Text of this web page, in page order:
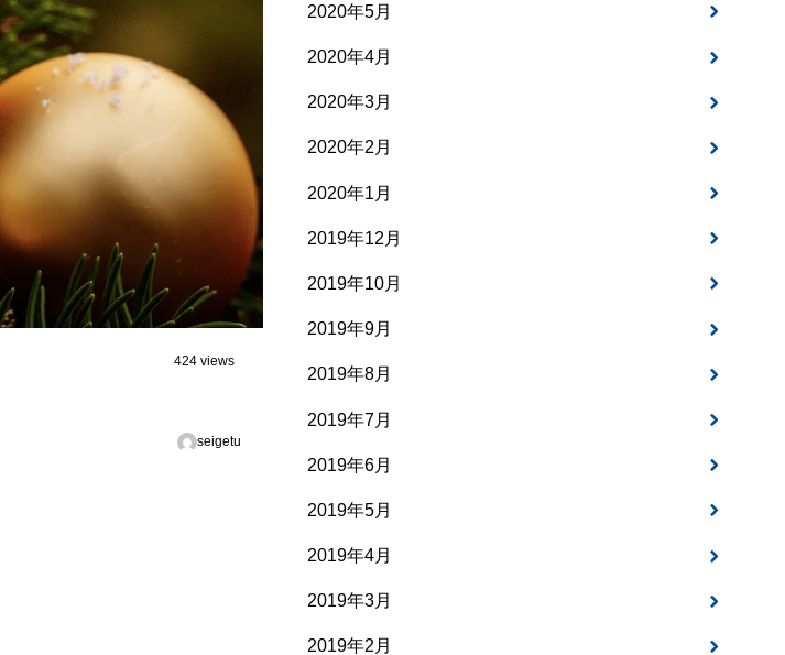
424 views
seigetu
2020年5月
2020年4月
2020年3月
2020年2月
2020年1月
2019年12月
2019年10月
2019年9月
2019年8月
2019年7月
2019年6月
2019年5月
2019年4月
2019年3月
2019年2月